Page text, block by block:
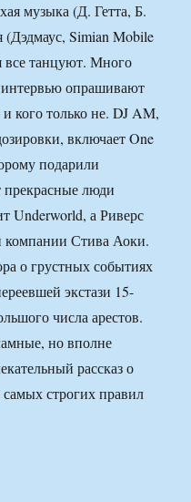
музыка (Д. Гетта, Б.
(Дэдмаус, Simian Mobile
все танцуют. Много
опрашивают
кого только не. DJ AM,
включает One
подарили
прекрасные люди
Underworld, а Риверс
компании Стива Аоки.
о грустных событиях
экстази 15-
числа арестов.
но вполне
рассказ о
строгих правил